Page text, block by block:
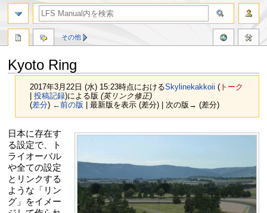
Kyoto Ring
2017年3月22日 (水) 15:23時点におけるSkylinekakkoii ( トーク
|投稿記録)による版(英リンク修正)
(差分) ←前の版 | 最新版を表示 (差分) | 次の版→ (差分)
ナ
ビ
ゲ
ー
シ
ョ
ン
検
索
に
移
動
日本に存在す
る設定で、ト
ライオーバル
や全ての設定
とリンクする
ような「リン
グ」をイメー
その他